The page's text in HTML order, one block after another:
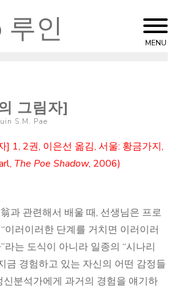
Skip
to
루인 MENU
그림자]
S.M. Pae
] 1, 2권, 이은선 옮김, 서울: 황금가지,
The Poe Shadow, 2006)
과 관련해서 배울 때, 선생님은 프로
이러이러한 단계를 거치면 이러이러
라는 도식이 아니라 일종의 “시나리
금 경험하고 있는 자신의 어떤 감정들
신분석가에게 과거의 경험을 얘기하